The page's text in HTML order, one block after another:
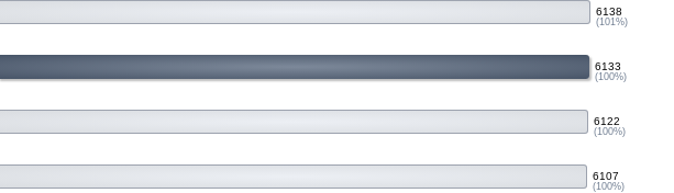
6138
(101%)
6133
(100%)
6122
(100%)
6107
(100%)